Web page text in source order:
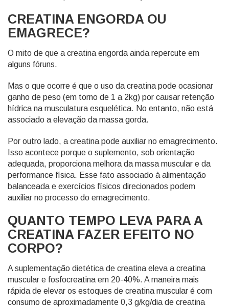
CREATINA ENGORDA OU
EMAGRECE?
O mito de que a creatina engorda ainda repercute em
alguns fóruns.
Mas o que ocorre é que o uso da creatina pode ocasionar
ganho de peso (em torno de 1 a 2kg) por causar retenção
hídrica na musculatura esquelética. No entanto, não está
associado a elevação da massa gorda.
Por outro lado, a creatina pode auxiliar no emagrecimento.
Isso acontece porque o suplemento, sob orientação
adequada, proporciona melhora da massa muscular e da
performance física. Esse fato associado à alimentação
balanceada e exercícios físicos direcionados podem
auxiliar no processo do emagrecimento.
QUANTO TEMPO LEVA PARA A
CREATINA FAZER EFEITO NO
CORPO?
A suplementação dietética de creatina eleva a creatina
muscular e fosfocreatina em 20-40%. A maneira mais
rápida de elevar os estoques de creatina muscular é com
consumo de aproximadamente 0,3 g/kg/dia de creatina